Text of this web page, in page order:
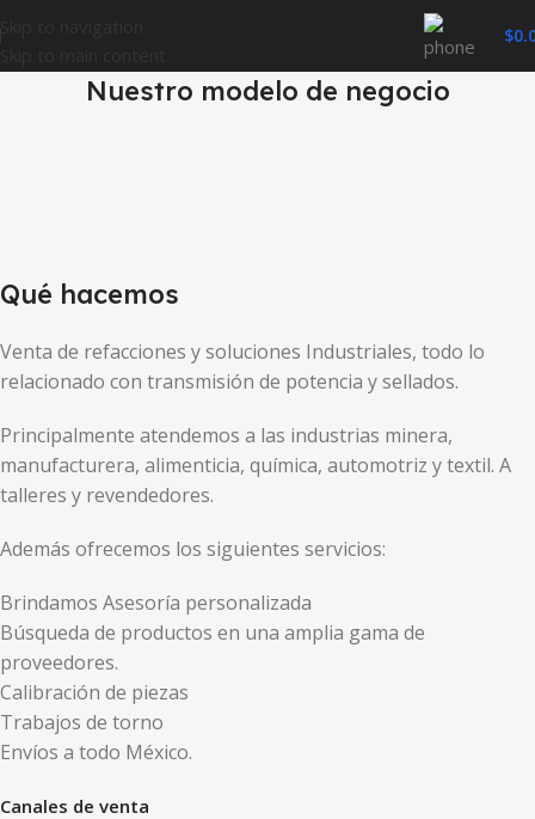
$
Nuestro modelo de negocio
Qué hacemos
Venta de refacciones y soluciones Industriales, todo lo
relacionado con transmisión de potencia y sellados.
Principalmente atendemos a las industrias minera,
manufacturera, alimenticia, química, automotriz y textil. A
talleres y revendedores.
Además ofrecemos los siguientes servicios:
Brindamos Asesoría personalizada
Búsqueda de productos en una amplia gama de
proveedores.
Calibración de piezas
Trabajos de torno
Envíos a todo México.
Canales de venta